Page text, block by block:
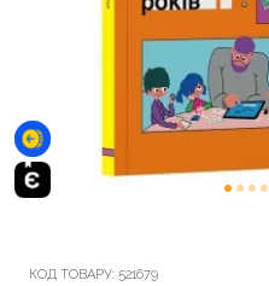
КОД ТОВАРУ: 521679